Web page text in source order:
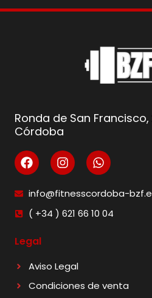
Ronda de San Francisco,
Córdoba
info@fitnesscordoba-
( +34 ) 621 66 10 04
Legal
Aviso Legal
Condiciones de venta